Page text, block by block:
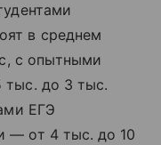
в среднем
с опытными
тыс. до 3 тыс.
ЕГЭ
— от 4 тыс. до 10